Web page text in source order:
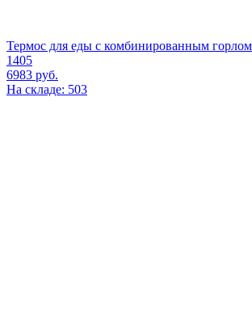
Термос для еды с комбинированным
1405
6983 руб.
На складе: 503